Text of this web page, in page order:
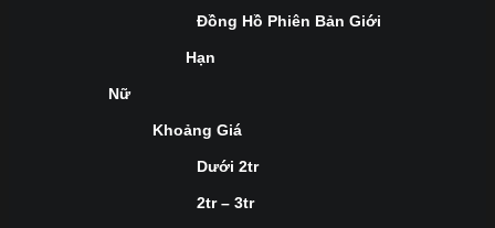
Đồng Hồ Phiên Bản Giới
Hạn
Nữ
Khoảng Giá
Dưới 2tr
2tr – 3tr